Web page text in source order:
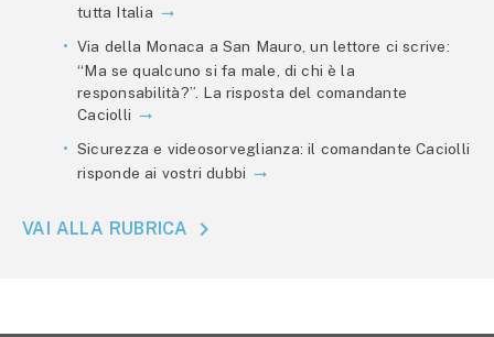
tutta Italia
Via della Monaca a San Mauro, un lettore ci scrive:
“Ma se qualcuno si fa male, di chi è la
responsabilità?”. La risposta del comandante
Caciolli
Sicurezza e videosorveglianza: il comandante Caciolli
risponde ai vostri dubbi
VAI ALLA RUBRICA